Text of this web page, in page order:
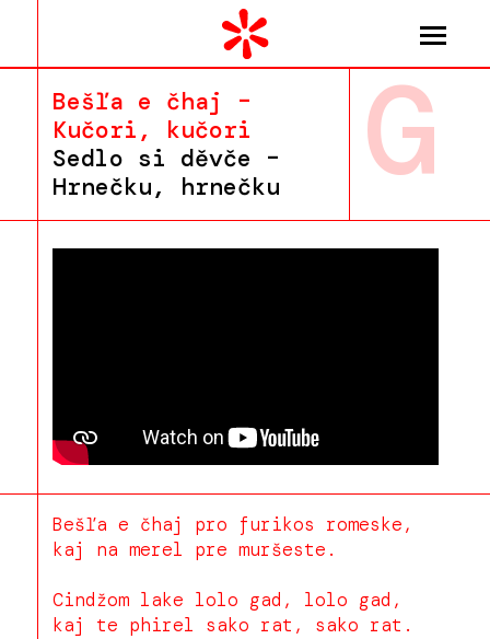
Bešľa e čhaj –
Kučori, kučori
Sedlo si děvče –
Hrnečku, hrnečku
G
Bešľa e čhaj pro furikos romeske,
kaj na merel pre muršeste.
Cindžom lake lolo gad, lolo gad,
kaj te phirel sako rat, sako rat.